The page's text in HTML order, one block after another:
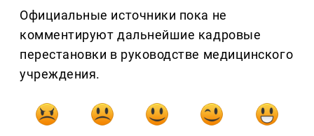
Официальные источники пока не
комментируют дальнейшие кадровые
перестановки в руководстве медицинского
учреждения.